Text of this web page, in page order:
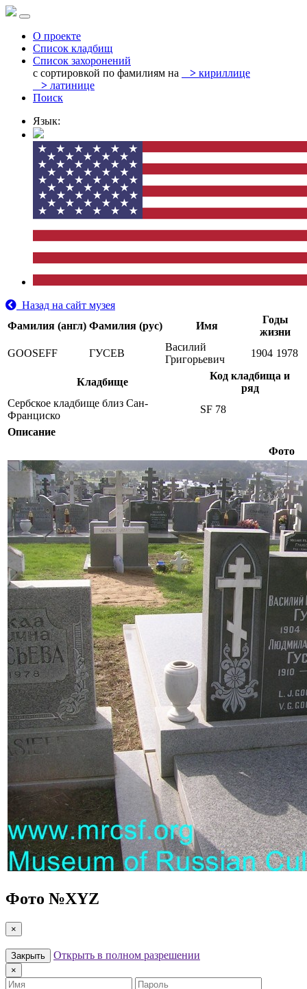
О проекте
Список кладбищ
Список захоронений
с сортировкой по фамилиям на
> кириллице
> латинице
Поиск
Язык:
Назад на сайт музея
Фамилия (англ) Фамилия (рус) Имя
Годы
жизни
GOOSEFF
ГУСЕВ
Василий
Григорьевич
1904 1978
Кладбище
Код кладбища и
ряд
Сербское кладбище близ Сан-
Франциско
SF 78
Описание
Фото
Фото №XYZ
×
Закрыть Открыть в полном разрешении
×
Имя
Пароль